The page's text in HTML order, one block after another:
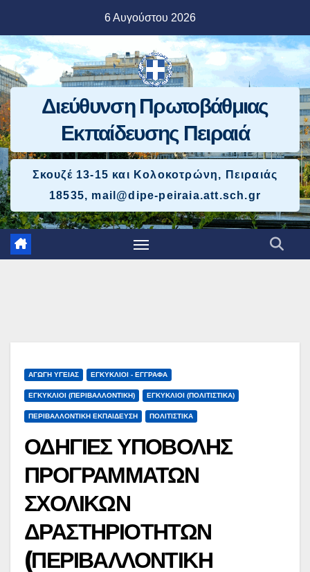
περιεχόμενο
6 Αυγούστου 2026
Διεύθυνση Πρωτοβάθμιας
Εκπαίδευσης Πειραιά
Σκουζέ 13-15 και Κολοκοτρώνη, Πειραιάς
18535, mail@dipe-peiraia.att.sch.gr
ΑΓΩΓΉ ΥΓΕΊΑΣ ΕΓΚΎΚΛΙΟΙ - ΈΓΓΡΑΦΑ
ΕΓΚΎΚΛΙΟΙ (ΠΕΡΙΒΑΛΛΟΝΤΙΚΉ) ΕΓΚΎΚΛΙΟΙ (ΠΟΛΙΤΙΣΤΙΚΆ)
ΠΕΡΙΒΑΛΛΟΝΤΙΚΉ ΕΚΠΑΊΔΕΥΣΗ ΠΟΛΙΤΙΣΤΙΚΆ
ΟΔΗΓΙΕΣ ΥΠΟΒΟΛΗΣ
ΠΡΟΓΡΑΜΜΑΤΩΝ
ΣΧΟΛΙΚΩΝ
ΔΡΑΣΤΗΡΙΟΤΗΤΩΝ
(ΠΕΡΙΒΑΛΛΟΝΤΙΚΗ